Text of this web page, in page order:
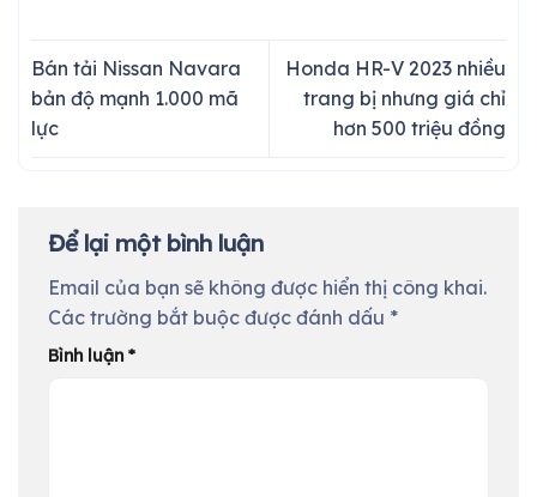
Bán tải Nissan Navara
bản độ mạnh 1.000 mã
lực
Honda HR-V 2023 nhiều
trang bị nhưng giá chỉ
hơn 500 triệu đồng
Để lại một bình luận
Email của bạn sẽ không được hiển thị công khai.
Các trường bắt buộc được đánh dấu *
Bình luận *